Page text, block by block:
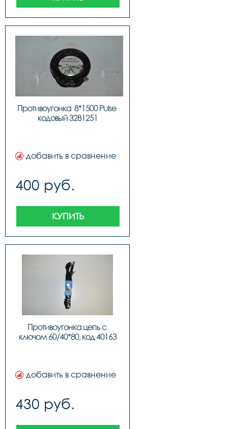
Противоугонка  8*1500 Pulse
кодовый 3281251
добавить в сравнение
400 руб.
КУПИТЬ
Противоугонка цепь с
ключом 60/40*80, код 40163
добавить в сравнение
430 руб.